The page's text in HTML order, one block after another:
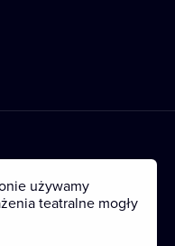
używamy
teatralne mogły